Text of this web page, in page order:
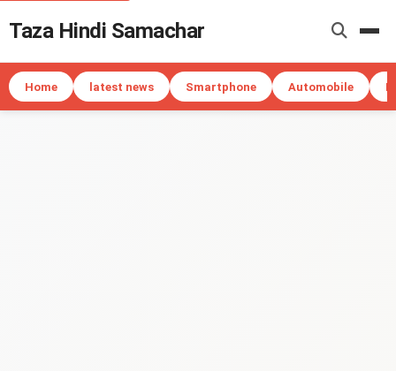
Taza Hindi Samachar
Home latest news Smartphone Automobile